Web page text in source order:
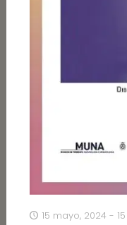
15 mayo, 2024 -